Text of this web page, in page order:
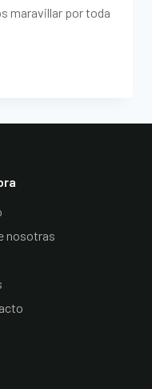
maravillar por toda
nosotras